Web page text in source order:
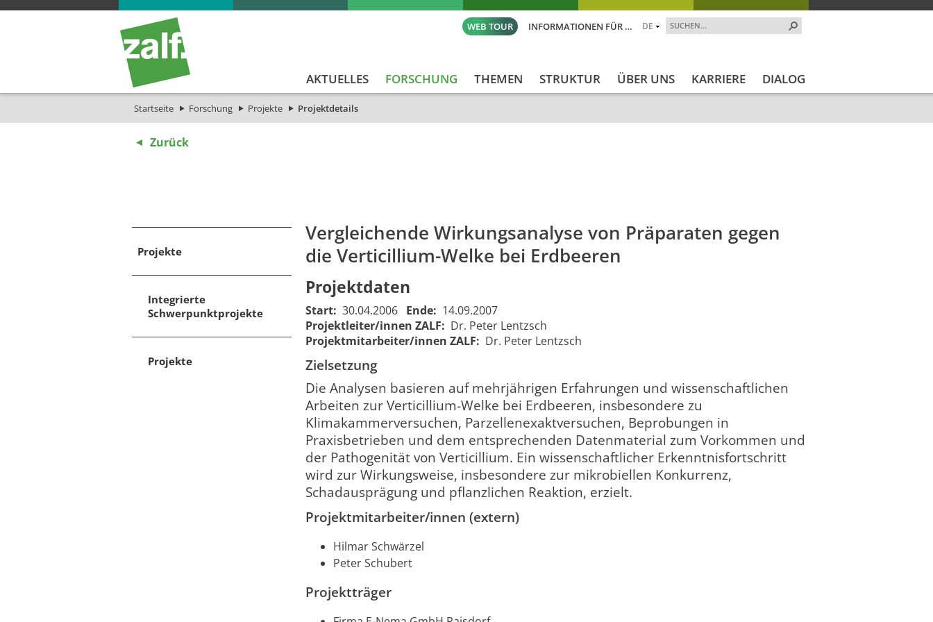
DE
INFORMATIONEN FÜR …
WEB TOUR
AKTUELLES FORSCHUNG THEMEN STRUKTUR ÜBER UNS KARRIERE DIALOG
Startseite Forschung Projekte Projektdetails
Projekte
Integrierte
Schwerpunktprojekte
Projekte
959
Vergleichende
Wirkungsanalyse
von Präparaten
gegen die
Verticillium-
Welke bei
Erdbeeren
Comparative
response of
strawberries
to
biocontrol
agents
against
Verticillium
wilt
01.05.2006
00:00:00
15.09.2007
00:00:00
abgeschlossen completed
Zurück
Vergleichende Wirkungsanalyse von Präparaten gegen
die Verticillium-Welke bei Erdbeeren
Projektdaten
Start: 30.04.2006 Ende: 14.09.2007
Projektleiter/innen ZALF: Dr. Peter Lentzsch
Projektmitarbeiter/innen ZALF: Dr. Peter Lentzsch
Zielsetzung
Die Analysen basieren auf mehrjährigen Erfahrungen und wissenschaftlichen
Arbeiten zur Verticillium-Welke bei Erdbeeren, insbesondere zu
Klimakammerversuchen, Parzellenexaktversuchen, Beprobungen in
Praxisbetrieben und dem entsprechenden Datenmaterial zum Vorkommen und
der Pathogenität von Verticillium. Ein wissenschaftlicher Erkenntnisfortschritt
wird zur Wirkungsweise, insbesondere zur mikrobiellen Konkurrenz,
Schadausprägung und pflanzlichen Reaktion, erzielt.
Projektmitarbeiter/innen (extern)
Hilmar Schwärzel
Peter Schubert
Projektträger